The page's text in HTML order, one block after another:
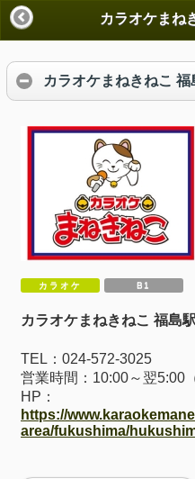
カラオケまね
カラオケまねきねこ 福
カラオケ B1
カラオケまねきねこ 福島
TEL：024-572-3025
営業時間：10:00～翌5:00
HP：
https://
area/fukushima/